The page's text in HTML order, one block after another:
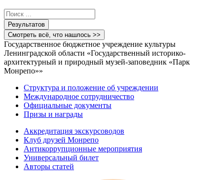
Search
...Результатов
Смотреть всё, что нашлось >>
Государственное бюджетное учреждение культуры
Ленинградской области «Государственный историко-
архитектурный и природный музей-заповедник «Парк
Монрепо»»
Структура и положение об учреждении
Международное сотрудничество
Официальные документы
Призы и награды
Аккредитация экскурсоводов
Клуб друзей Монрепо
Антикоррупционные мероприятия
Универсальный билет
Авторы статей